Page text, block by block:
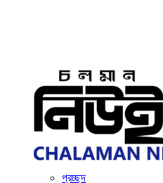
প্রচ্ছদ